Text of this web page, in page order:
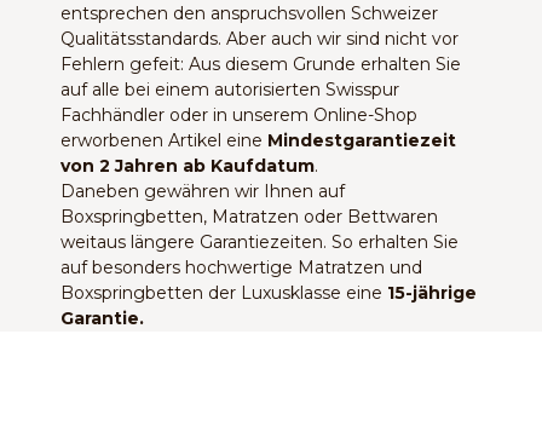
entsprechen den anspruchsvollen Schweizer
Qualitätsstandards. Aber auch wir sind nicht vor
Fehlern gefeit: Aus diesem Grunde erhalten Sie
auf alle bei einem autorisierten Swisspur
Fachhändler oder in unserem Online-Shop
erworbenen Artikel eine Mindestgarantiezeit
von 2 Jahren ab Kaufdatum.
Daneben gewähren wir Ihnen auf
Boxspringbetten, Matratzen oder Bettwaren
weitaus längere Garantiezeiten. So erhalten Sie
auf besonders hochwertige Matratzen und
Boxspringbetten der Luxusklasse eine 15-jährige
Garantie.